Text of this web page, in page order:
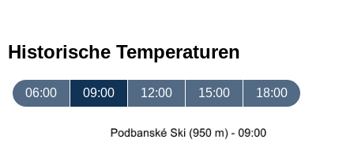
Historische Temperaturen
06:00 09:00 12:00 15:00 18:00